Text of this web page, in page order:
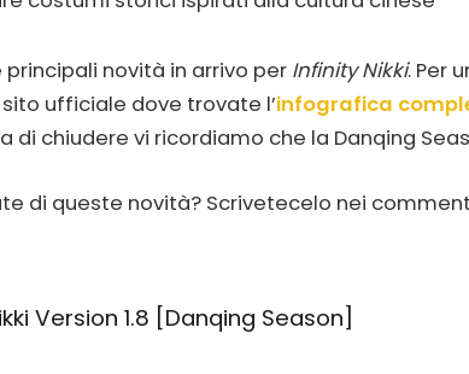
principali novità in arrivo per Infinity Nikki. Per
ufficiale dove trovate l’infografica
di chiudere vi ricordiamo che la Danqing
di queste novità? Scrivetecelo nei
Version 1.8 [Danqing Season]